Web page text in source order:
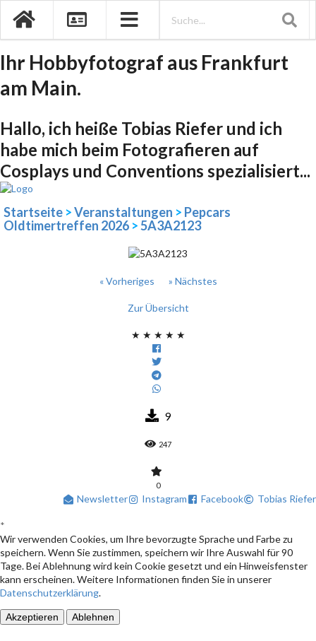
Ihr Hobbyfotograf aus Frankfurt
am Main.
Hallo, ich heiße Tobias Riefer und ich
habe mich beim Fotografieren auf
Cosplays und Conventions spezialisiert...
Startseite >Veranstaltungen > Pepcars
Oldtimertreffen 2026 >5A3A2123
« Vorheriges » Nächstes
Zur Übersicht
★ ★ ★ ★ ★
9
247
0
Newsletter Instagram Facebook Tobias Riefer
*
Wir verwenden Cookies, um Ihre bevorzugte Sprache und Farbe zu
speichern. Wenn Sie zustimmen, speichern wir Ihre Auswahl für 90
Tage. Bei Ablehnung wird kein Cookie gesetzt und ein Hinweisfenster
kann erscheinen. Weitere Informationen finden Sie in unserer
Datenschutzerklärung.
Akzeptieren Ablehnen